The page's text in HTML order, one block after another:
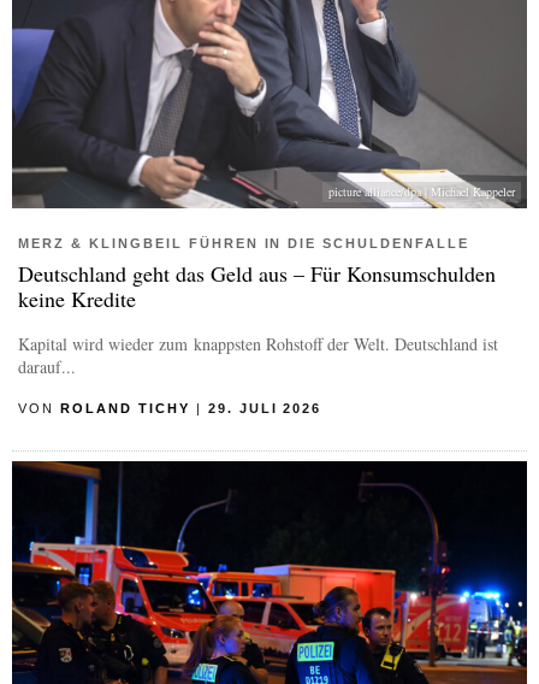
picture alliance/dpa | Michael Kappeler
MERZ & KLINGBEIL FÜHREN IN DIE SCHULDENFALLE
Deutschland geht das Geld aus – Für Konsumschulden
keine Kredite
Kapital wird wieder zum knappsten Rohstoff der Welt. Deutschland ist
darauf...
VON ROLAND TICHY | 29. JULI 2026